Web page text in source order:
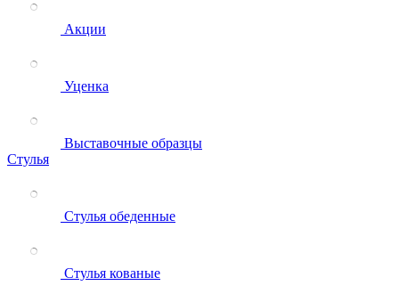
Акции
Уценка
Выставочные образцы
Стулья
Стулья обеденные
Стулья кованые